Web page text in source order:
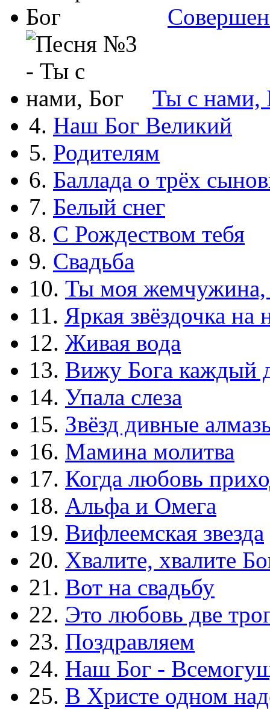
Ты с нами,
4. Наш Бог Великий
5. Родителям
6. Баллада о трёх
7. Белый снег
8. С Рождеством тебя
9. Свадьба
10. Ты моя жемчужина,
11. Яркая звёздочка на
12. Живая вода
13. Вижу Бога каждый
14. Упала слеза
15. Звёзд дивные
16. Мамина молитва
17. Когда любовь
18. Альфа и Омега
19. Вифлеемская звезда
20. Хвалите, хвалите
21. Вот на свадьбу
22. Это любовь две
23. Поздравляем
24. Наш Бог -
25. В Христе одном